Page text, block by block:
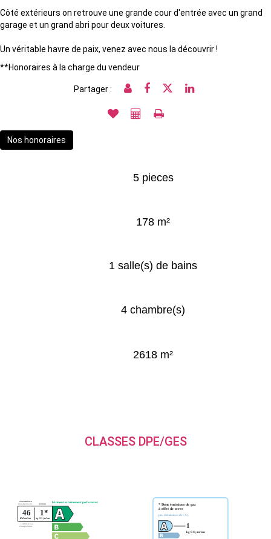
Côté extérieurs on retrouve une grande cour d'entrée avec un grand
garage et un grand abri pour deux voitures.
Un véritable havre de paix, venez avec nous la découvrir !
**Honoraires à la charge du vendeur
Partager :
Nos honoraires
5 pieces
178 m²
1 salle(s) de bains
4 chambre(s)
2618 m²
CLASSES DPE/GES